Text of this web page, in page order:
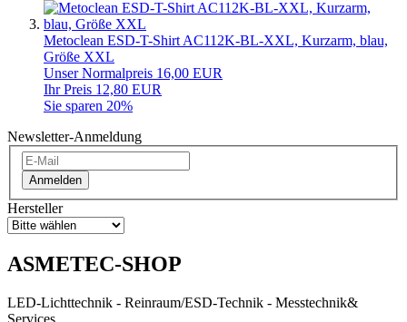
Metoclean ESD-T-Shirt AC112K-BL-XXL, Kurzarm, blau,
Größe XXL
Unser Normalpreis 16,00 EUR
Ihr Preis 12,80 EUR
Sie sparen 20%
Newsletter-Anmeldung
Anmelden
Hersteller
ASMETEC-SHOP
LED-Lichttechnik - Reinraum/ESD-Technik - Messtechnik&